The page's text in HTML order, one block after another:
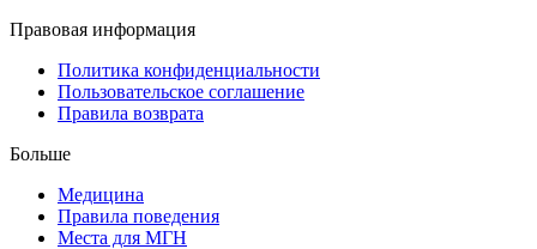
Правовая информация
Политика конфиденциальности
Пользовательское соглашение
Правила возврата
Больше
Медицина
Правила поведения
Места для МГН